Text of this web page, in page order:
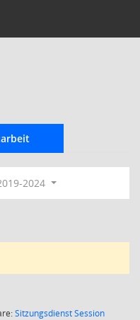
2024
SitzungsdienstSession(Wird in